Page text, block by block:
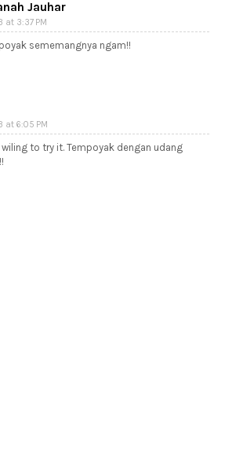
Jauhar
at 3:37 PM
sememangnya ngam!!
at 6:05 PM
to try it. Tempoyak dengan udang